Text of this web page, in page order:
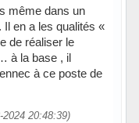
même dans un
Il en a les qualités «
de réaliser le
à la base , il
à ce poste de
20:48:39)